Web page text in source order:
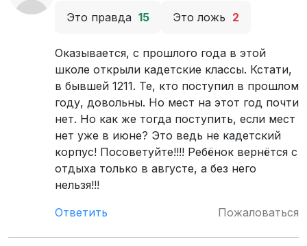
Это правда 15 Это ложь 2
Оказывается, с прошлого года в этой
школе открыли кадетские классы. Кстати,
в бывшей 1211. Те, кто поступил в прошлом
году, довольны. Но мест на этот год почти
нет. Но как же тогда поступить, если мест
нет уже в июне? Это ведь не кадетский
корпус! Посоветуйте!!!! Ребёнок вернётся с
отдыха только в августе, а без него
нельзя!!!
Ответить
Пожаловаться